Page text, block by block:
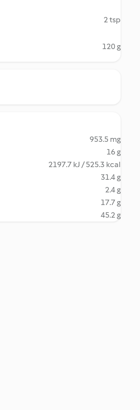
2 tsp
120 g
953.5 mg
16 g
2197.7 kJ / 525.3 kcal
31.4 g
2.4 g
17.7 g
45.2 g